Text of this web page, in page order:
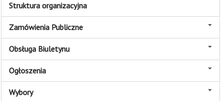
Struktura organizacyjna
Zamówienia Publiczne
Obsługa Biuletynu
Ogłoszenia
Wybory